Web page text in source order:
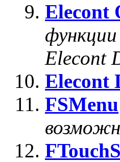
Elecont
Elecont
Elecont
FSMenu